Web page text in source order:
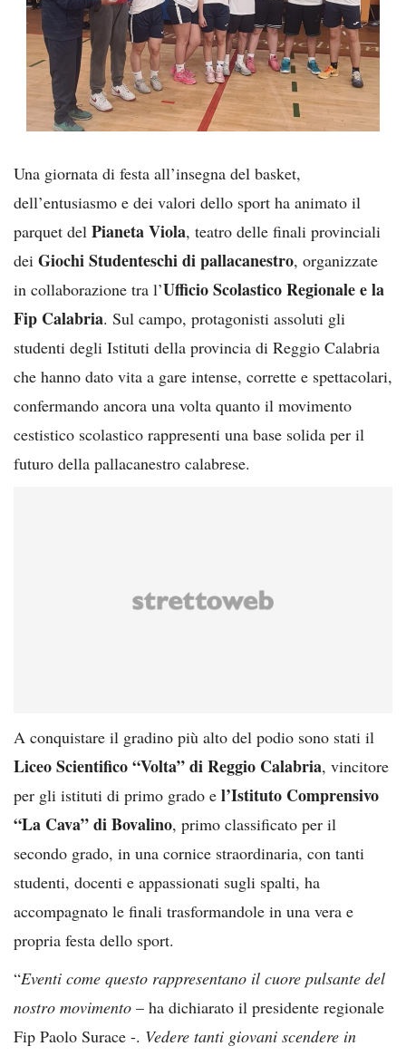
Una giornata di festa all’insegna del basket,
dell’entusiasmo e dei valori dello sport ha animato il
parquet del Pianeta Viola, teatro delle finali provinciali
dei Giochi Studenteschi di pallacanestro, organizzate
in collaborazione tra l’Ufficio Scolastico Regionale e la
Fip Calabria. Sul campo, protagonisti assoluti gli
studenti degli Istituti della provincia di Reggio Calabria
che hanno dato vita a gare intense, corrette e spettacolari,
confermando ancora una volta quanto il movimento
cestistico scolastico rappresenti una base solida per il
futuro della pallacanestro calabrese.
A conquistare il gradino più alto del podio sono stati il
Liceo Scientifico “Volta” di Reggio Calabria, vincitore
per gli istituti di primo grado e l’Istituto Comprensivo
“La Cava” di Bovalino, primo classificato per il
secondo grado, in una cornice straordinaria, con tanti
studenti, docenti e appassionati sugli spalti, ha
accompagnato le finali trasformandole in una vera e
propria festa dello sport.
“Eventi come questo rappresentano il cuore pulsante del
nostro movimento – ha dichiarato il presidente regionale
Fip Paolo Surace -. Vedere tanti giovani scendere in